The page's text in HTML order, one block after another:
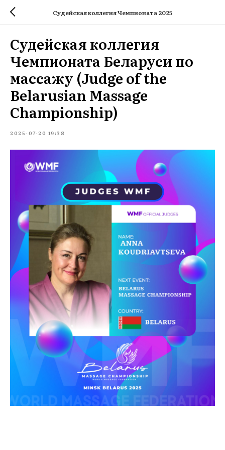
Судейская коллегия Чемпионата 2025
Судейская коллегия
Чемпионата Беларуси по
массажу (Judge of the
Belarusian Massage
Championship)
2025-07-20 19:38